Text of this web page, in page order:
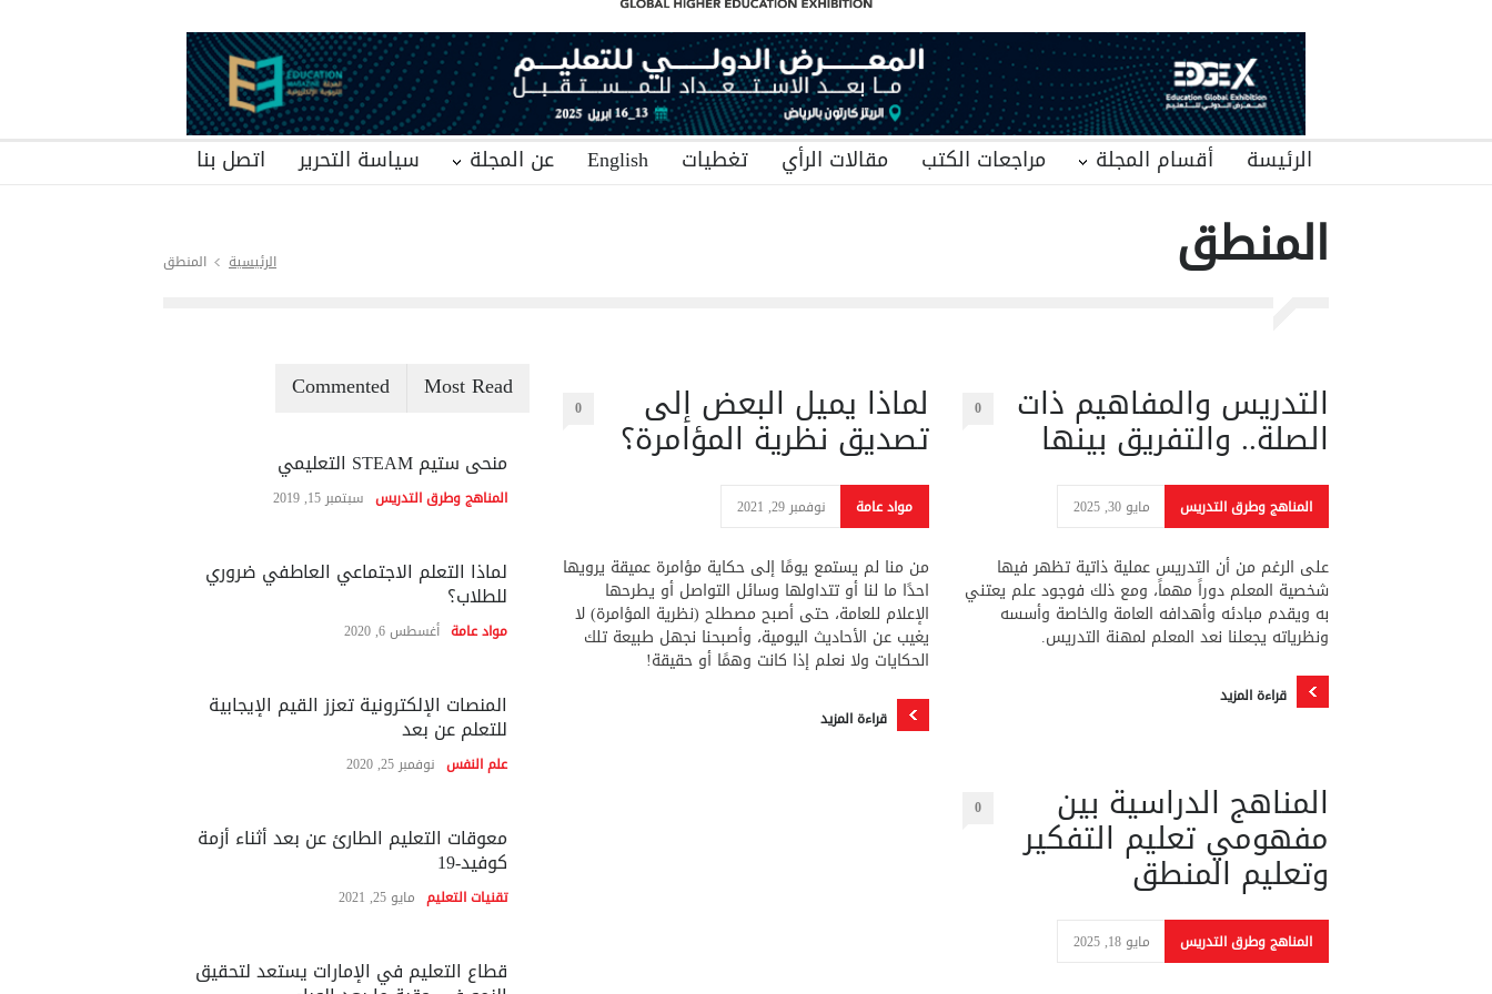
الرئيسة أقسام المجلة مراجعات الكتب مقالات الرأي تغطيات English عن المجلة سياسة التحرير اتصل بنا
المنطق الرئيسية المنطق
التدريس والمفاهيم ذات
الصلة.. والتفريق بينها
0
المناهج وطرق التدريس مايو 30, 2025
على الرغم من أن التدريس عملية ذاتية تظهر فيها
شخصية المعلم دوراً مهماً، ومع ذلك فوجود علم يعتني
به ويقدم مبادئه وأهدافه العامة والخاصة وأسسه
ونظرياته يجعلنا نعد المعلم لمهنة التدريس.
قراءة المزيد
المناهج الدراسية بين
مفهومي تعليم التفكير
وتعليم المنطق
0
المناهج وطرق التدريس مايو 18, 2025
لماذا يميل البعض إلى
تصديق نظرية المؤامرة؟
0
مواد عامة نوفمبر 29, 2021
من منا لم يستمع يومًا إلى حكاية مؤامرة عميقة يرويها
احدًا ما لنا أو تتداولها وسائل التواصل أو يطرحها
الإعلام للعامة، حتى أصبح مصطلح (نظرية المؤامرة) لا
يغيب عن الأحاديث اليومية، وأصبحنا نجهل طبيعة تلك
الحكايات ولا نعلم إذا كانت وهمًا أو حقيقة!
قراءة المزيد
Most Read
Commented
منحى ستيم STEAM التعليمي
المناهج وطرق التدريس سبتمبر 15, 2019
لماذا التعلم الاجتماعي العاطفي ضروري
للطلاب؟
مواد عامة أغسطس 6, 2020
المنصات الإلكترونية تعزز القيم الإيجابية
للتعلم عن بعد
علم النفس نوفمبر 25, 2020
معوقات التعليم الطارئ عن بعد أثناء أزمة
كوفيد-19
تقنيات التعليم مايو 25, 2021
قطاع التعليم في الإمارات يستعد لتحقيق